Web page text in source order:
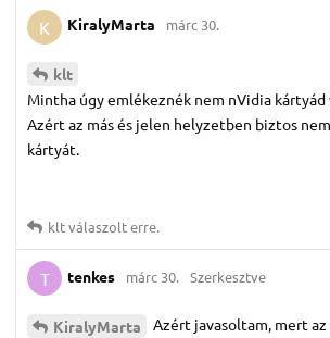
K KiralyMarta márc 30.
klt
Mintha úgy emlékeznék nem nVidia kártyád
Azért az más és jelen helyzetben biztos
kártyát.
kltválaszolt erre.
T tenkes márc 30. Szerkesztve
KiralyMarta
Azért javasoltam, mert az